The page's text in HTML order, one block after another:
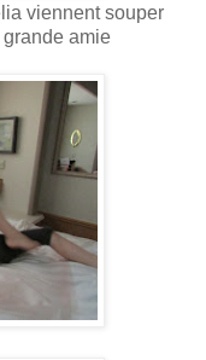
viennent souper
amie